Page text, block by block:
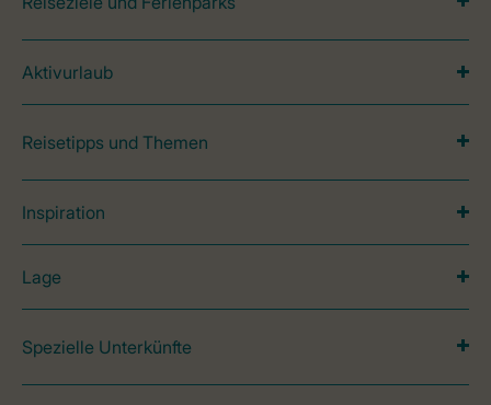
Aktivurlaub
Reisetipps und Themen
Inspiration
Lage
Spezielle Unterkünfte